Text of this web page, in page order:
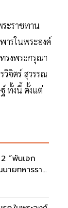
ะราชทาน
ารในพระองค์
รงพระกรุณา
จิตร์ สุวรรณ
ทั้งนี้ ตั้งแต่
“พันเอก
ยทหารราช